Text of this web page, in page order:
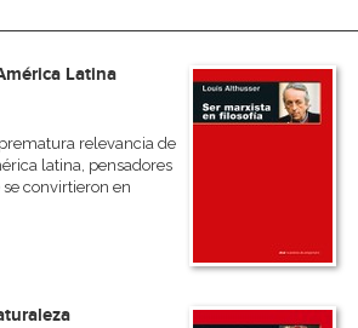
Latina
relevancia de
latina, pensadores
convirtieron en